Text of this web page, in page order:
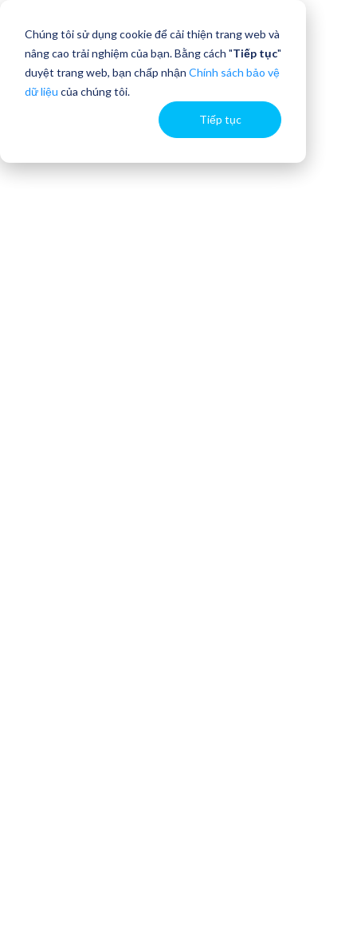
Chúng tôi sử dụng cookie để cải thiện trang web và
nâng cao trải nghiệm của bạn. Bằng cách "Tiếp tục"
duyệt trang web, bạn chấp nhận Chính sách bảo vệ
dữ liệu của chúng tôi.
Tiếp tục